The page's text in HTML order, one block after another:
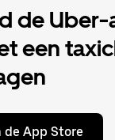
de
een
de App Store